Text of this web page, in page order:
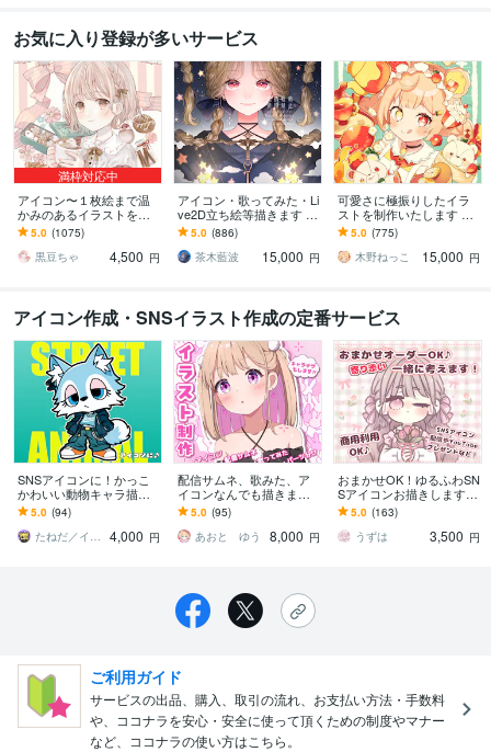
お気に入り登録が多いサービス
満枠対応中
アイコン〜１枚絵まで温
かみのあるイラストを描
きます ★ココナラ自体が
初めての方も、お気軽に
ご相談ください♪★
5.0 (1075)
黒豆ちゃ
4,500 円
アイコン・歌ってみた・Li
ve2D立ち絵等描きます ち
びキャラや配信用イラス
ト等、幅広く制作してい
ます！
5.0 (886)
茶木藍波
15,000 円
可愛さに極振りしたイラ
ストを制作いたします ★
商用利用＆二次利用込
み！ミニキャラは小物２
点まで無料！★
5.0 (775)
木野ねっこ
15,000 円
アイコン作成・SNSイラスト作成の定番サービス
SNSアイコンに！かっこ
かわいい動物キャラ描き
ます ストリート系！かっ
こかわいい動物キャラ作
成｜修正無制限
5.0 (94)
たねだ／イラストレーター
4,000 円
配信サムネ、歌みた、ア
イコンなんでも描きます
可愛く、元気なキャラク
ターに仕上げます！
5.0 (95)
あおと ゆう
8,000 円
おまかせOK！ゆるふわSN
Sアイコンお描きします
商用OK！実績400件超
え！初心者さまでも安心♥
5.0 (163)
うずは
3,500 円
ご利用ガイド
サービスの出品、購入、取引の流れ、お支払い方法・手数料
や、ココナラを安心・安全に使って頂くための制度やマナー
など、ココナラの使い方はこちら。